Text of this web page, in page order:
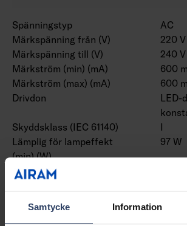
Samtycke Information
Spänningstyp
AC
Märkspänning från (V)
220 V
Märkspänning till (V)
240 V
Märkström (min) (mA)
600
Märkström (max) (mA)
600
Drivdon
LED-
Skyddsklass (IEC 61140)
I
Lämplig för lampeffekt
(min) (W)
97 W
Lämplig för lampeffekt
Ljusutbyte (lm/W)